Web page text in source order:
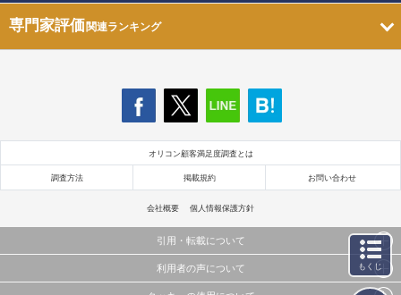
専門家評価関連ランキング
オリコン顧客満足度調査とは
調査方法 掲載規約 お問い合わせ
会社概要 個人情報保護方針
引用・転載について
当サイトで公開されている情報（文字、写真、イラスト、画像データ等）及びこれらの配置・
利用者の声について もくじ